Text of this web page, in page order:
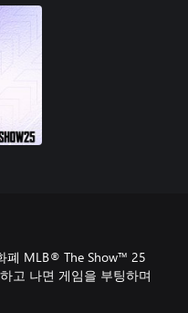
폐 MLB® The Show™ 25
고 나면 게임을 부팅하며